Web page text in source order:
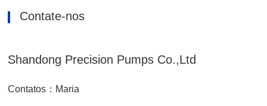
Contate-nos
Shandong Precision Pumps Co.,Ltd
Contatos：Maria